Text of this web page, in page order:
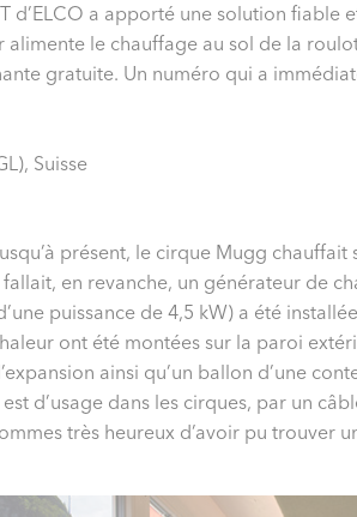
d’ELCO a apporté une solution fiable
alimente le chauffage au sol de la
gratuite. Un numéro qui a
Suisse
présent, le cirque Mugg
fallait, en revanche, un générateur de
puissance de 4,5 kW) a été
ont été montées sur la paroi
ainsi qu’un ballon d’une
est d’usage dans les cirques, par un
très heureux d’avoir pu trouver